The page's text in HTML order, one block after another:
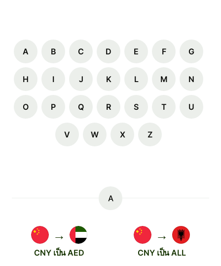
A B C D E F G
H I J K L M N
O P Q R S T U
V W X Z
A
→
CNY เป็น AED
→
CNY เป็น ALL